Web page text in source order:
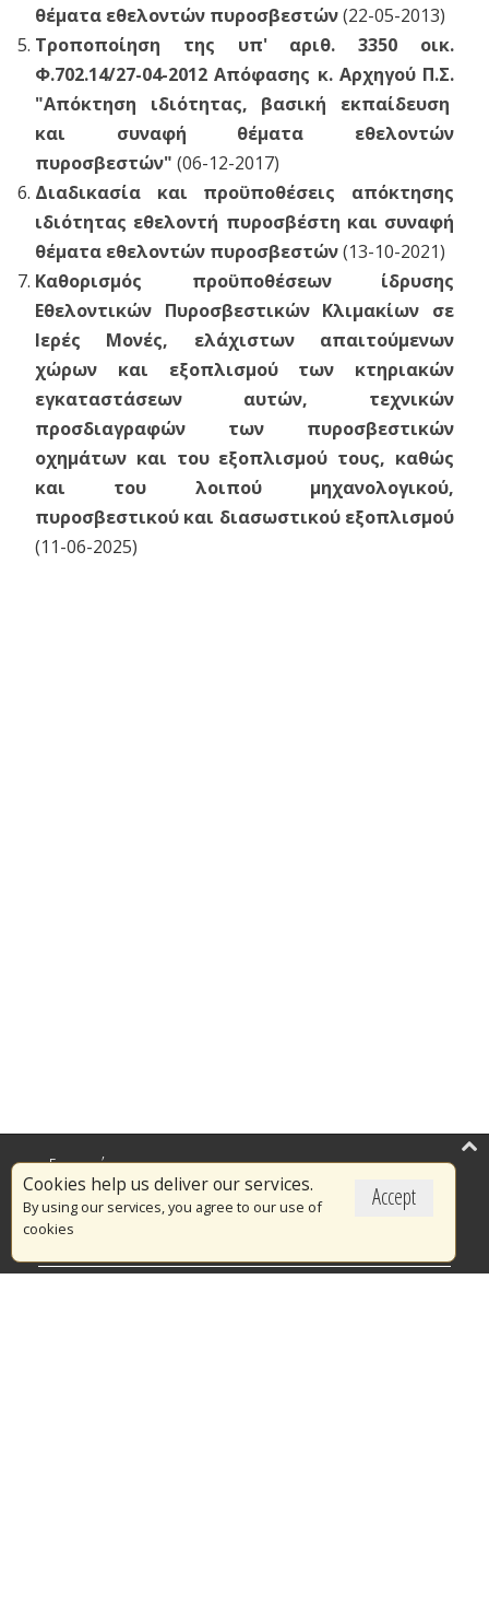
θέματα εθελοντών πυροσβεστών(22-05-2013)
Τροποποίηση της υπ' αριθ. 3350 οικ.
Φ.702.14/27-04-2012 Απόφασης κ. Αρχηγού Π.Σ.
"Απόκτηση ιδιότητας, βασική εκπαίδευση
και συναφή θέματα εθελοντών
πυροσβεστών" (06-12-2017)
Διαδικασία και προϋποθέσεις απόκτησης
ιδιότητας εθελοντή πυροσβέστη και συναφή
θέματα εθελοντών πυροσβεστών(13-10-2021)
Καθορισμός προϋποθέσεων ίδρυσης
Εθελοντικών Πυροσβεστικών Κλιμακίων σε
Ιερές Μονές, ελάχιστων απαιτούμενων
χώρων και εξοπλισμού των κτηριακών
εγκαταστάσεων αυτών, τεχνικών
προσδιαγραφών των πυροσβεστικών
οχημάτων και του εξοπλισμού τους, καθώς
και του λοιπού μηχανολογικού,
πυροσβεστικού και διασωστικού εξοπλισμού
(11-06-2025)
Accept
Cookies help us deliver our services.
By using our services, you agree to our use of
cookies
Επικαιρότητα
Το Πυροσβεστικό Σώμα